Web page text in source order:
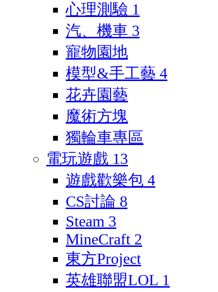
心理測驗 1
汽、機車 3
寵物園地
模型&手工藝 4
花卉園藝
魔術方塊
獨輪車專區
電玩遊戲 13
遊戲歡樂包 4
CS討論 8
Steam 3
MineCraft 2
東方Project
英雄聯盟LOL 1